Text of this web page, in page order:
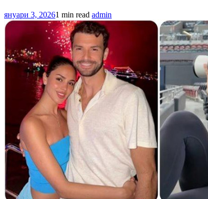
януари 3, 20261 min read admin